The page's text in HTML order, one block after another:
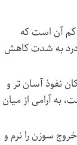
کم آن است که
به شدت کاهش
نفوذ آسان تر و
به آرامی از میان
سوزن را نرم و